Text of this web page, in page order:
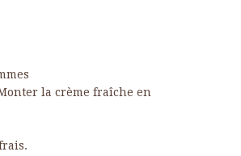
la crème fraîche en